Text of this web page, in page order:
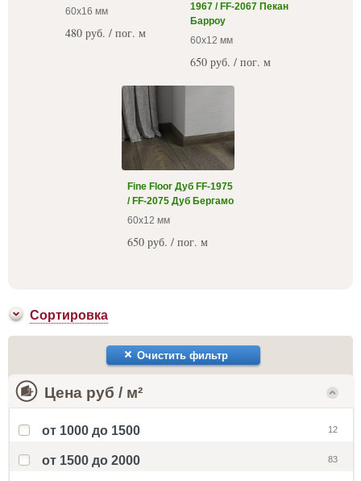
60x16 мм
480 руб. / пог. м
1967 / FF-2067 Пекан
Барроу
60x12 мм
650 руб. / пог. м
Fine Floor Дуб FF-1975
/ FF-2075 Дуб Бергамо
60x12 мм
650 руб. / пог. м
Сортировка
Очистить фильтр
Цена руб / м²
от 1000 до 1500 12
от 1500 до 2000 83